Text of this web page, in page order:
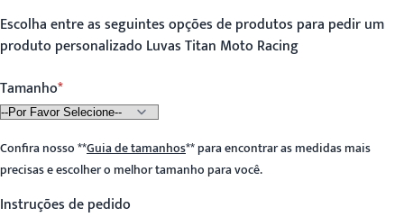
Escolha entre as seguintes opções de produtos para pedir um
produto personalizado Luvas Titan Moto Racing
Tamanho
Confira nosso**Guia de tamanhos**para encontrar as medidas mais
precisas e escolher o melhor tamanho para você.
Instruções de pedido